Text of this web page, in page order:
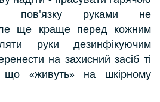
пов'язку руками не
ще краще перед кожним
руки дезинфікуючим
на захисний засіб ті
що «живуть» на шкірному